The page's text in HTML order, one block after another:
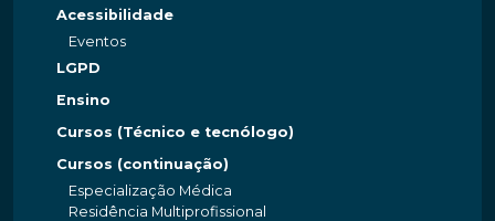
Acessibilidade
Eventos
LGPD
Ensino
Cursos (Técnico e tecnólogo)
Cursos (continuação)
Especialização Médica
Residência Multiprofissional